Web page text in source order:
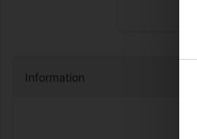
Information